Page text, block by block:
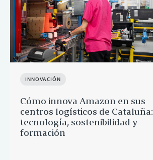
INNOVACIÓN
Cómo innova Amazon en sus
centros logísticos de Cataluña:
tecnología, sostenibilidad y
formación